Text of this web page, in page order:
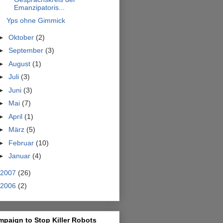
Emanzipatoris...
Yps ohne Gimmick
Oktober (2)
September (3)
August (1)
Juli (3)
Juni (3)
Mai (7)
April (1)
März (5)
Februar (10)
Januar (4)
2007 (26)
2006 (2)
to Stop Killer Robots